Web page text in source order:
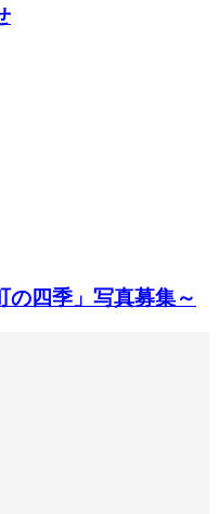
の四季」写真募集～